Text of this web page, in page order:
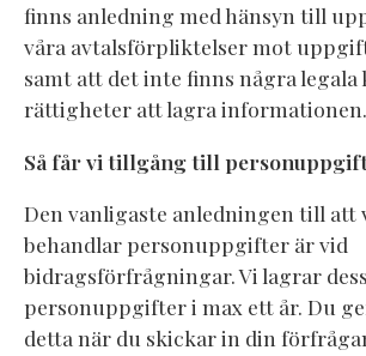
finns anledning med hänsyn till
våra avtalsförpliktelser mot
samt att det inte finns några legala
rättigheter att lagra informationen.
Så får vi tillgång till
Den vanligaste anledningen till att
behandlar personuppgifter är vid
bidragsförfrågningar. Vi lagrar
personuppgifter i max ett år. Du
detta när du skickar in din